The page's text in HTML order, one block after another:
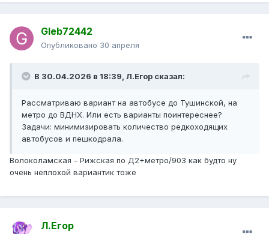
Gleb72442
Опубликовано 30 апреля
В 30.04.2026 в 18:39, Л.Егор сказал:
Рассматриваю вариант на автобусе до Тушинской, на
метро до ВДНХ. Или есть варианты поинтереснее?
Задачи: минимизировать количество редкоходящих
автобусов и пешкодрала.
Волоколамская - Рижская по Д2+метро/903 как будто ну
очень неплохой вариантик тоже
Л.Егор